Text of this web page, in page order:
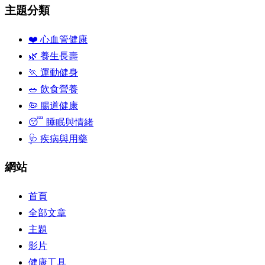
主題分類
❤️ 心血管健康
🌿 養生長壽
🏃 運動健身
🥗 飲食營養
🦠 腸道健康
😴 睡眠與情緒
🩺 疾病與用藥
網站
首頁
全部文章
主題
影片
健康工具